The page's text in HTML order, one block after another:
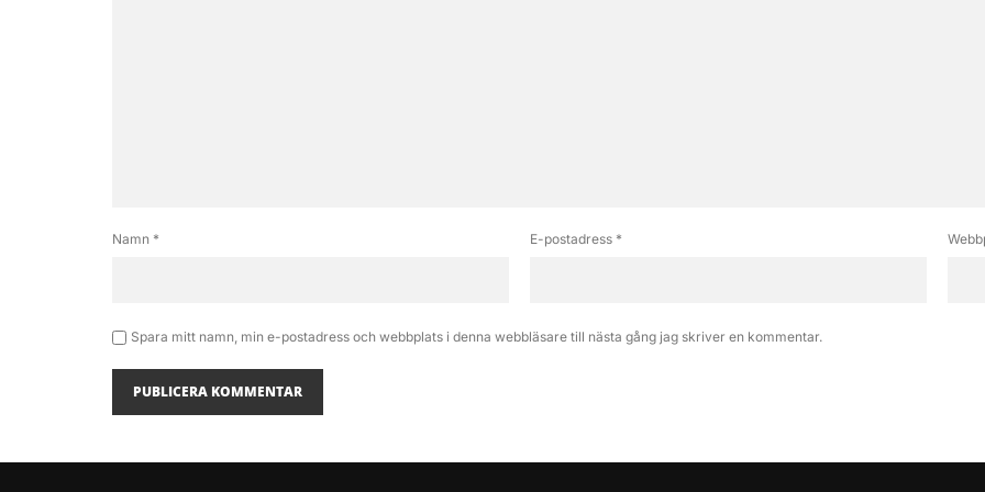
Namn * E-postadress *
Spara mitt namn, min e-postadress och webbplats i denna webbläsare till nästa gång jag skriver en kommentar.